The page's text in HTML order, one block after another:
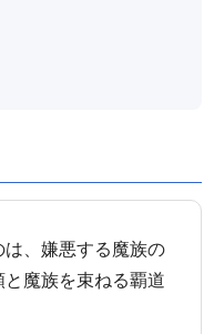
、嫌悪する魔族の
魔族を束ねる覇道